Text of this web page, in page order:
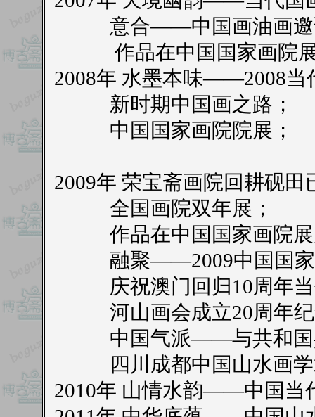
意合——中国画油画邀
作品在中国国家画院
2008年 水墨本味——2008当
新时期中国画之路；
中国国家画院院展；
2009年 荣宝斋画院回耕砚
全国画院双年展；
作品在中国国家画院展
融聚——2009中国国家
庆祝澳门回归10周年当
河山画会成立20周年纪
中国气派——与共和国共
四川成都中国山水画学
2010年 山情水韵——中国当